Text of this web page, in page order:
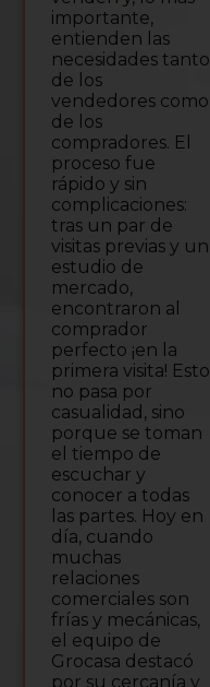
importante,
entienden las
necesidades tanto
de los
vendedores como
de los
compradores. El
proceso fue
rápido y sin
complicaciones:
tras un par de
visitas previas y un
estudio de
mercado,
encontraron al
comprador
perfecto ¡en la
primera visita! Esto
no pasa por
casualidad, sino
porque se toman
el tiempo de
escuchar y
conocer a todas
las partes. Hoy en
día, cuando
muchas
relaciones
comerciales son
frías y mecánicas,
el equipo de
Grocasa destacó
por su cercanía y